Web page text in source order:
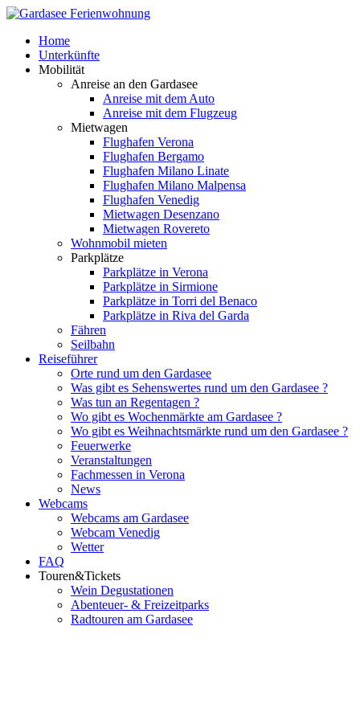
Home
Unterkünfte
Mobilität
Anreise an den Gardasee
Anreise mit dem Auto
Anreise mit dem Flugzeug
Mietwagen
Flughafen Verona
Flughafen Bergamo
Flughafen Milano Linate
Flughafen Milano Malpensa
Flughafen Venedig
Mietwagen Desenzano
Mietwagen Rovereto
Wohnmobil mieten
Parkplätze
Parkplätze in Verona
Parkplätze in Sirmione
Parkplätze in Torri del Benaco
Parkplätze in Riva del Garda
Fähren
Seilbahn
Reiseführer
Orte rund um den Gardasee
Was gibt es Sehenswertes rund um den Gardasee ?
Was tun an Regentagen ?
Wo gibt es Wochenmärkte am Gardasee ?
Wo gibt es Weihnachtsmärkte rund um den Gardasee ?
Feuerwerke
Veranstaltungen
Fachmessen in Verona
News
Webcams
Webcams am Gardasee
Webcam Venedig
Wetter
FAQ
Touren&Tickets
Wein Degustationen
Abenteuer- & Freizeitparks
Radtouren am Gardasee